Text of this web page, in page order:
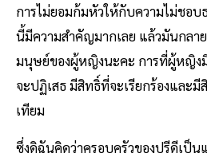
การไม่ยอมก้มหัวให้กับความไม่ชอบ
นี้มีความสำคัญมากเลย แล้วมันกลา
มนุษย์ของผู้หญิงนะคะ การที่ผู้หญิง
จะปฏิเสธ มีสิทธิ์ที่จะเรียกร้องและ
เทียม
ซึ่งดิฉันคิดว่าครอบครัวของปรีดีเป็